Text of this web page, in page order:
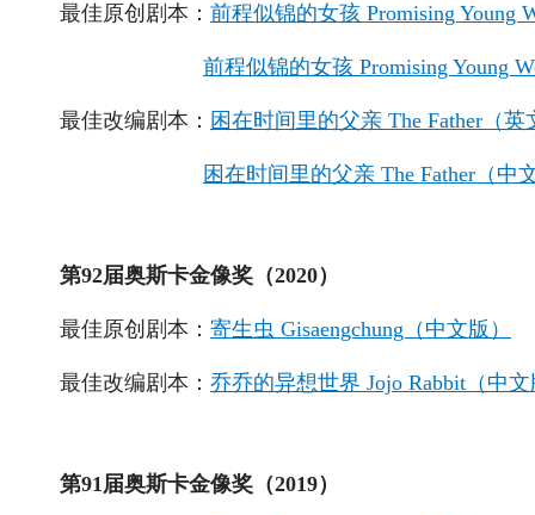
最佳原创剧本： 前程似锦的女孩 Promising Young
前程似锦的女孩 Promising Young
最佳改编剧本： 困在时间里的父亲 The Father（英
困在时间里的父亲 The Father（中
第92届奥斯卡金像奖（2020）
最佳原创剧本： 寄生虫 Gisaengchung（中文版）
最佳改编剧本： 乔乔的异想世界 Jojo Rabbit（中
第91届奥斯卡金像奖（2019）